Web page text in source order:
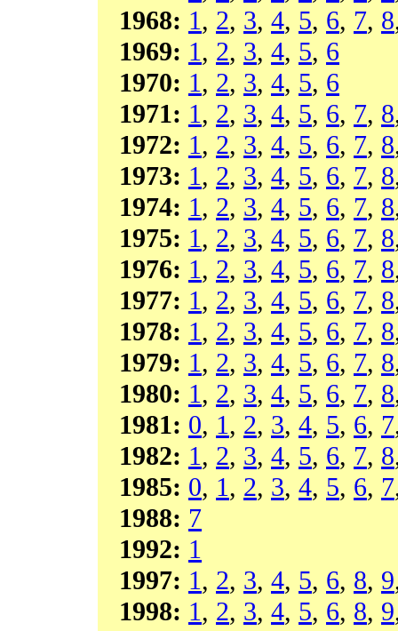
1968: 1, 2, 3, 4, 5, 6, 7, 8
1969: 1, 2, 3, 4, 5, 6
1970: 1, 2, 3, 4, 5, 6
1971: 1, 2, 3, 4, 5, 6, 7, 8
1972: 1, 2, 3, 4, 5, 6, 7, 8
1973: 1, 2, 3, 4, 5, 6, 7, 8
1974: 1, 2, 3, 4, 5, 6, 7, 8
1975: 1, 2, 3, 4, 5, 6, 7, 8
1976: 1, 2, 3, 4, 5, 6, 7, 8
1977: 1, 2, 3, 4, 5, 6, 7, 8
1978: 1, 2, 3, 4, 5, 6, 7, 8
1979: 1, 2, 3, 4, 5, 6, 7, 8
1980: 1, 2, 3, 4, 5, 6, 7, 8
1981: 0, 1, 2, 3, 4, 5, 6, 7
1982: 1, 2, 3, 4, 5, 6, 7, 8
1985: 0, 1, 2, 3, 4, 5, 6, 7
1988: 7
1992: 1
1997: 1, 2, 3, 4, 5, 6, 8, 9
1998: 1, 2, 3, 4, 5, 6, 8, 9